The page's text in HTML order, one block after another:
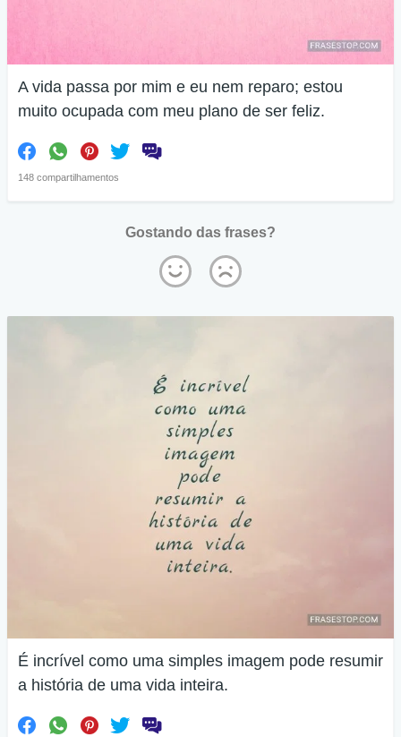
A vida passa por mim e eu nem reparo; estou
muito ocupada com meu plano de ser feliz.
148 compartilhamentos
Gostando das frases?
É incrível como uma simples imagem pode resumir
a história de uma vida inteira.